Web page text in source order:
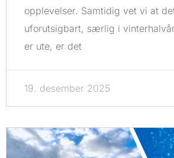
opplevelser. Samtidig vet vi at
uforutsigbart, særlig i
er ute, er det
19. desember 2025